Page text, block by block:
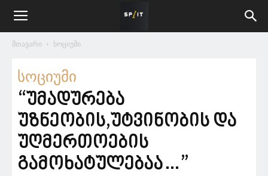
მთავარი სოციუმი
სოციუმი
“უმადურება
უზნეობის,უტვინობის და
უღმერთოების
გამოხატულებაა…”